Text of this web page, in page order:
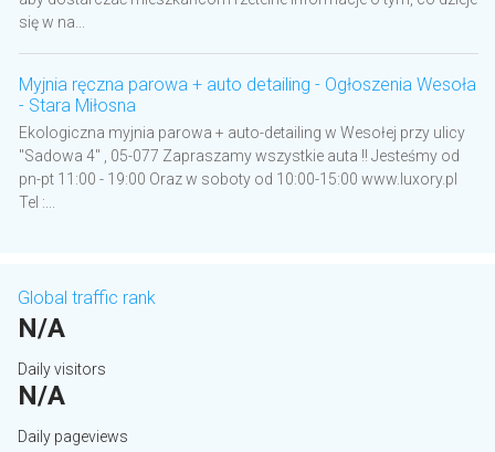
się w na...
Myjnia ręczna parowa + auto detailing - Ogłoszenia Wesoła
- Stara Miłosna
Ekologiczna myjnia parowa + auto-detailing w Wesołej przy ulicy
"Sadowa 4" , 05-077 Zapraszamy wszystkie auta !! Jesteśmy od
pn-pt 11:00 - 19:00 Oraz w soboty od 10:00-15:00 www.luxory.pl
Tel :...
Global traffic rank
N/A
Daily visitors
N/A
Daily pageviews